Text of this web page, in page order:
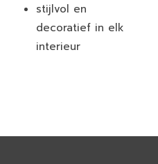
stijlvol en
decoratief in elk
interieur